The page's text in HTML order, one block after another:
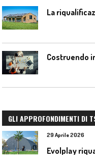
La
Costruendo
GLI APPROFONDIMENTI DI
29 Aprile 2026
Evolplay